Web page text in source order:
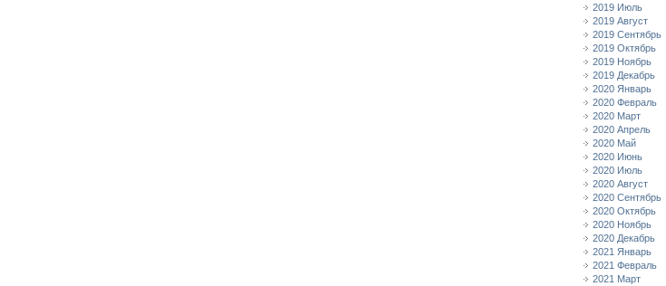
2019 Июль
2019 Август
2019 Сентябрь
2019 Октябрь
2019 Ноябрь
2019 Декабрь
2020 Январь
2020 Февраль
2020 Март
2020 Апрель
2020 Май
2020 Июнь
2020 Июль
2020 Август
2020 Сентябрь
2020 Октябрь
2020 Ноябрь
2020 Декабрь
2021 Январь
2021 Февраль
2021 Март